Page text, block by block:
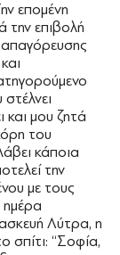
επομένη
την επιβολή
μου ζητά
του
κάποια
την
με τους
ημέρα
Λύτρα, η
‘‘Σοφία,